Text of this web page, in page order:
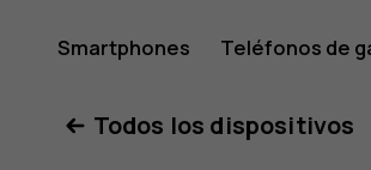
Smartphones Teléfonos de
Todos los dispositivos